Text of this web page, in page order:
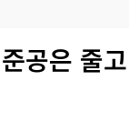
공은 줄